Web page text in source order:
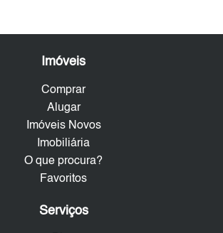
Imóveis
Comprar
Alugar
Imóveis Novos
Imobiliária
O que procura?
Favoritos
Serviços